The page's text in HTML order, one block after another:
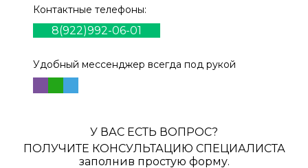
Контактные телефоны:
8(922)992-06-01
Удобный мессенджер всегда под рукой
У ВАС ЕСТЬ ВОПРОС?
ПОЛУЧИТЕ КОНСУЛЬТАЦИЮ СПЕЦИАЛИСТА
заполнив простую форму.